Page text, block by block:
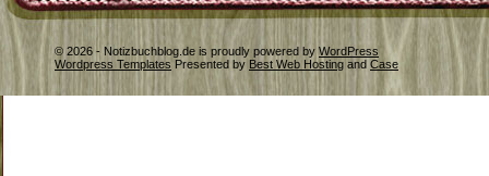
© 2026 - Notizbuchblog.de is proudly powered by WordPress
Wordpress Templates Presented by Best Web Hosting and Case